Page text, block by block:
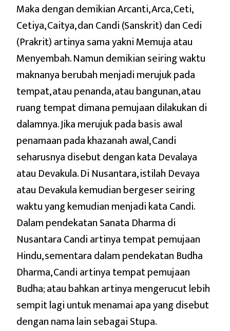
Maka dengan demikian Arcanti, Arca, Ceti,
Cetiya, Caitya, dan Candi (Sanskrit) dan Cedi
(Prakrit) artinya sama yakni Memuja atau
Menyembah. Namun demikian seiring waktu
maknanya berubah menjadi merujuk pada
tempat, atau penanda, atau bangunan, atau
ruang tempat dimana pemujaan dilakukan di
dalamnya. Jika merujuk pada basis awal
penamaan pada khazanah awal, Candi
seharusnya disebut dengan kata Devalaya
atau Devakula. Di Nusantara, istilah Devaya
atau Devakula kemudian bergeser seiring
waktu yang kemudian menjadi kata Candi.
Dalam pendekatan Sanata Dharma di
Nusantara Candi artinya tempat pemujaan
Hindu, sementara dalam pendekatan Budha
Dharma, Candi artinya tempat pemujaan
Budha; atau bahkan artinya mengerucut lebih
sempit lagi untuk menamai apa yang disebut
dengan nama lain sebagai Stupa.